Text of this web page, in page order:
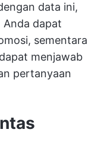
data ini,
Anda dapat
sementara
menjawab
pertanyaan